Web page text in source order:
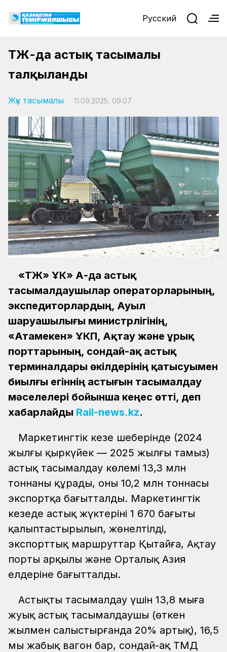
Русский
ҚТЖ-да астық тасымалы
талқыланды
Жүк тасымалы 11.09.2025, 09:07
«ҚТЖ» ҰК» АҚ-да астық
тасымалдаушылар операторларының,
экспедиторлардың, Ауыл
шаруашылығы министрлігінің,
«Атамекен» ҰКП, Ақтау және Құрық
порттарының, сондай-ақ астық
терминалдары өкілдерінің қатысуымен
биылғы егіннің астығын тасымалдау
мәселелері бойынша кеңес өтті, деп
хабарлайды Rail-news.kz.
Маркетингтік кезең шеңберінде (2024
жылғы қыркүйек — 2025 жылғы тамыз)
астық тасымалдау көлемі 13,3 млн
тоннаны құрады, оның 10,2 млн тоннасы
экспортқа бағытталды. Маркетингтік
кезеңде астық жүктерінің 1 670 бағыты
қалыптастырылып, жөнелтілді,
экспорттық маршруттар Қытайға, Ақтау
порты арқылы және Орталық Азия
елдеріне бағытталды.
Астықты тасымалдау үшін 13,8 мыңға
жуық астық тасымалдаушы (өткен
жылмен салыстырғанда 20% артық), 16,5
мың жабық вагон бар, сондай-ақ ТМД